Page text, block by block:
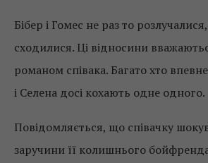
Бібер і Гомес не раз то
сходилися. Ці відносини
романом співака. Багато хто
і Селена досі кохають одне одного.
Повідомляється, що співачку
заручини її колишнього